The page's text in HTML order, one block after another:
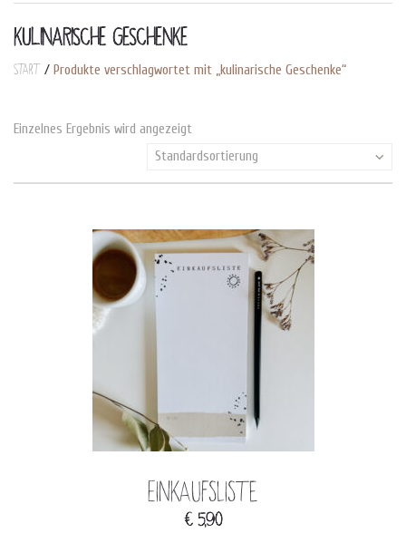
to
KULINARISCHE GESCHENKE
Start / Produkte verschlagwortet mit „kulinarische Geschenke“
Einzelnes Ergebnis wird angezeigt
Standardsortierung
Einkaufsliste
€ 5,90